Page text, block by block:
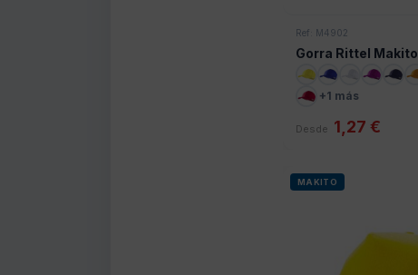
Ref: M4902
Gorra Rittel Makito
+1 más
Desde 1,27 €
MAKITO